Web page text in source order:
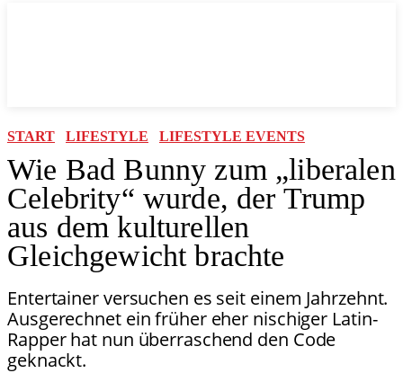
START LIFESTYLE LIFESTYLE EVENTS
Wie Bad Bunny zum „liberalen
Celebrity“ wurde, der Trump
aus dem kulturellen
Gleichgewicht brachte
Entertainer versuchen es seit einem Jahrzehnt.
Ausgerechnet ein früher eher nischiger Latin-
Rapper hat nun überraschend den Code
geknackt.